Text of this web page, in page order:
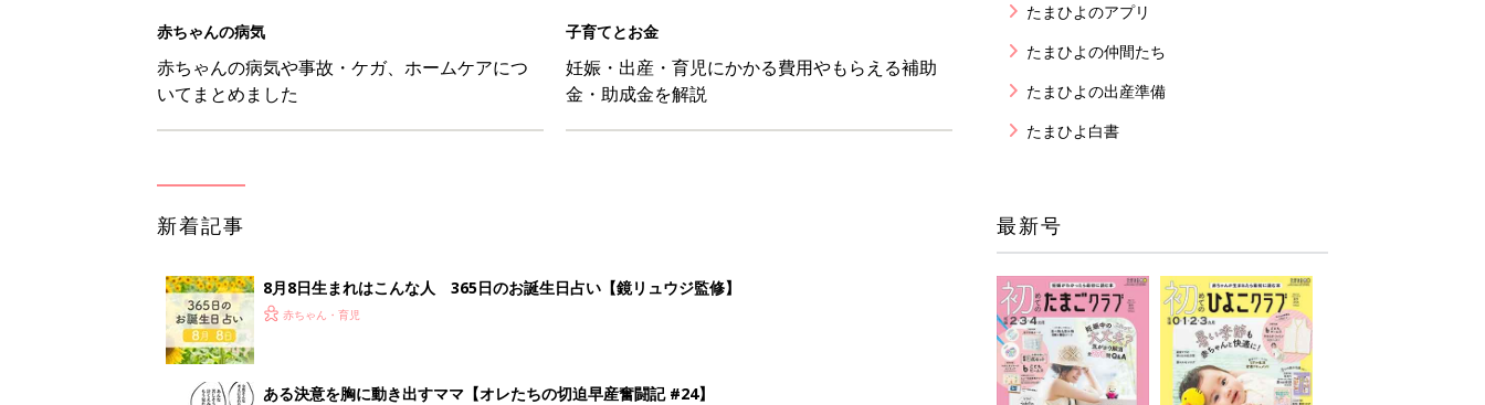
赤ちゃんの病気
赤ちゃんの病気や事故・ケガ、ホームケアにつ
いてまとめました
子育てとお金
妊娠・出産・育児にかかる費用やもらえる補助
金・助成金を解説
新着記事
8月8日生まれはこんな人 365日のお誕生日占い【鏡リュウジ監修】
赤ちゃん・育児
ある決意を胸に動き出すママ【オレたちの切迫早産奮闘記 #24】
たまひよのアプリ
たまひよの仲間たち
たまひよの出産準備
たまひよ白書
最新号